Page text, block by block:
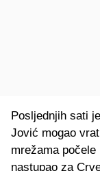
Posljednjih sati
Jović mogao
mrežama
nastupao za